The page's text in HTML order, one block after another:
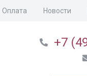
Оплата Новости
+7